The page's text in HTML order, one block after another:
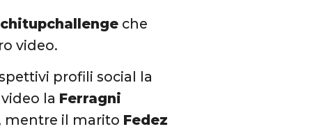
che
video.
profili social la
la Ferragni
mentre il marito Fedez